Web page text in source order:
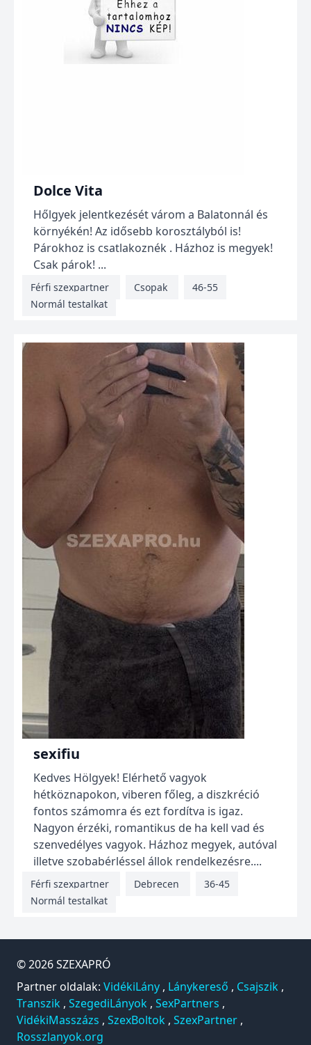
Dolce Vita
Hőlgyek jelentkezését várom a Balatonnál és
környékén! Az idősebb korosztályból is!
Párokhoz is csatlakoznék . Házhoz is megyek!
Csak párok! ...
Férfi szexpartner Csopak
46-55
Normál testalkat
sexifiu
Kedves Hölgyek! Elérhető vagyok
hétköznapokon, viberen főleg, a diszkréció
fontos számomra és ezt fordítva is igaz.
Nagyon érzéki, romantikus de ha kell vad és
szenvedélyes vagyok. Házhoz megyek, autóval
illetve szobabérléssel állok rendelkezésre....
Férfi szexpartner Debrecen
36-45
Normál testalkat
© 2026SZEXAPRÓ
Partner oldalak: VidékiLány , Lánykereső , Csajszik ,
Transzik , SzegediLányok , SexPartners ,
VidékiMasszázs , SzexBoltok , SzexPartner ,
Rosszlanyok.org